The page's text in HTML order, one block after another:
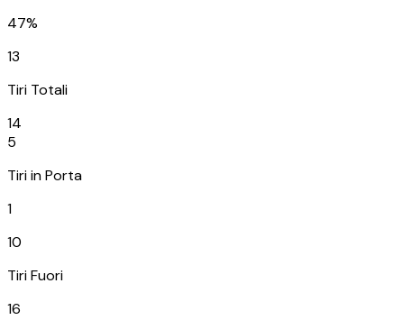
47%
13
Tiri Totali
14
5
Tiri in Porta
1
10
Tiri Fuori
16